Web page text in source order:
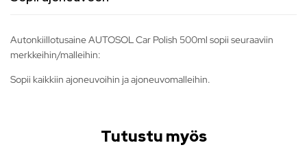
Autonkiillotusaine AUTOSOL Car Polish 500ml sopii seuraaviin
merkkeihin/malleihin:
Sopii kaikkiin ajoneuvoihin ja ajoneuvomalleihin.
Tutustu myös